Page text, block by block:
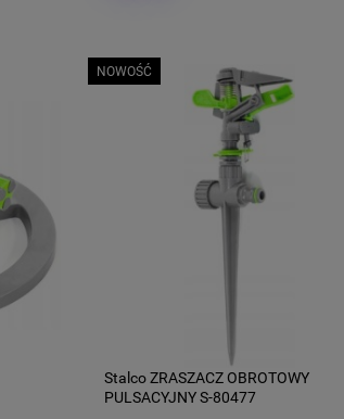
Stalco ZRASZACZ OBROTOWY
PULSACYJNY S-80477
NOWOŚĆ